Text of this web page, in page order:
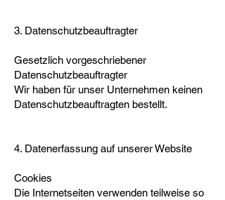
3. Datenschutzbeauftragter
Gesetzlich vorgeschriebener
Datenschutzbeauftragter
Wir haben für unser Unternehmen keinen
Datenschutzbeauftragten bestellt.
4. Datenerfassung auf unserer Website
Cookies
Die Internetseiten verwenden teilweise so